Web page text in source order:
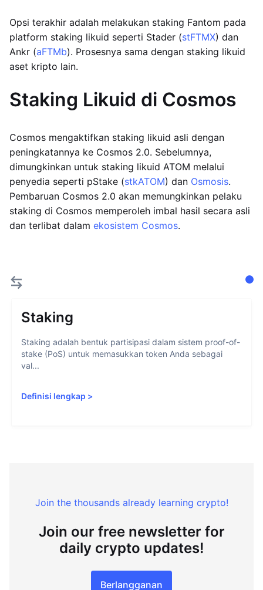
Opsi terakhir adalah melakukan staking Fantom pada
platform staking likuid seperti Stader (stFTMX) dan
Ankr (aFTMb). Prosesnya sama dengan staking likuid
aset kripto lain.
Staking Likuid di Cosmos
Cosmos mengaktifkan staking likuid asli dengan
peningkatannya ke Cosmos 2.0. Sebelumnya,
dimungkinkan untuk staking likuid ATOM melalui
penyedia seperti pStake (stkATOM) dan Osmosis.
Pembaruan Cosmos 2.0 akan memungkinkan pelaku
staking di Cosmos memperoleh imbal hasil secara asli
dan terlibat dalam ekosistem Cosmos.
Staking
Staking adalah bentuk partisipasi dalam sistem proof-of-
stake (PoS) untuk memasukkan token Anda sebagai
val...
Definisi lengkap >
Join the thousands already learning crypto!
Join our free newsletter for
daily crypto updates!
Berlangganan